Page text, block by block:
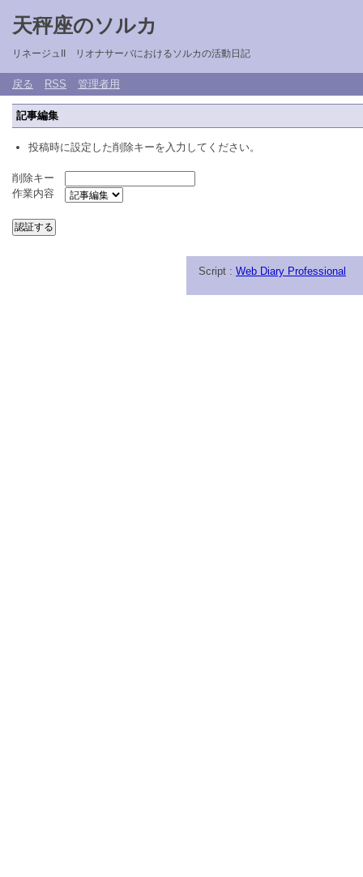
天秤座のソルカ
リネージュII リオナサーバにおけるソルカの活動日記
戻る RSS 管理者用
記事編集
投稿時に設定した削除キーを入力してください。
削除キー
作業内容
Script : Web Diary Professional